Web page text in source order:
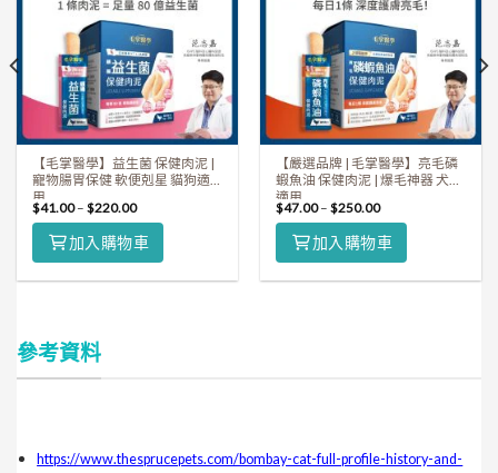
【毛掌醫學】益生菌 保健肉泥 |
寵物腸胃保健 軟便剋星 貓狗適
用
$41.00–$220.00
加入購物車
【嚴選品牌 | 毛掌醫學】亮毛磷
蝦魚油 保健肉泥 | 爆毛神器 犬貓
適用
$47.00–$250.00
加入購物車
參考資料
https://www.thesprucepets.com/bombay-cat-full-profile-history-and-